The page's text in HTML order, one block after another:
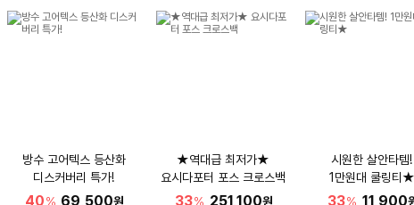
방수 고어텍스 등산화
디스커버리 특가!
40% 69,500원
★역대급 최저가★
요시다포터 포스 크로스백
33% 251,100원
시원한 살안타템!
1만원대 쿨링티★
33% 11,900